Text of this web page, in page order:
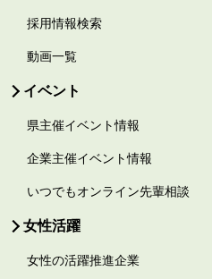
採用情報検索
動画一覧
イベント
県主催イベント情報
企業主催イベント情報
いつでもオンライン先輩相談
女性活躍
女性の活躍推進企業